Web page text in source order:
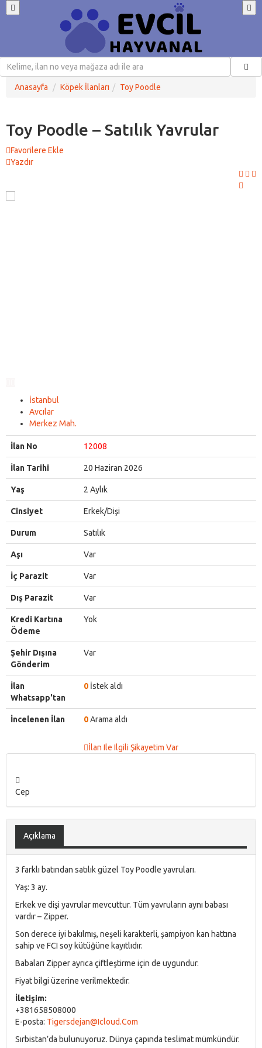
Anasayfa Köpek İlanları Toy Poodle
Toy Poodle – Satılık Yavrular
Favorilere Ekle
Yazdır
İstanbul
Avcılar
Merkez Mah.
İlan No 12008
İlan Tarihi 20 Haziran 2026
Yaş 2 Aylık
Cinsiyet Erkek/Dişi
Durum Satılık
Aşı Var
İç Parazit Var
Dış Parazit Var
Kredi Kartına
Ödeme
Yok
Şehir Dışına
Gönderim
Var
İlan
Whatsapp'tan
0 İstek aldı
İncelenen İlan 0Arama aldı
İlan Ile Ilgili Şikayetim Var
Cep
Açıklama
3 farklı batından satılık güzel Toy Poodle yavruları.
Yaş: 3 ay.
Erkek ve dişi yavrular mevcuttur. Tüm yavruların aynı babası
vardır – Zipper.
Son derece iyi bakılmış, neşeli karakterli, şampiyon kan hattına
sahip ve FCI soy kütüğüne kayıtlıdır.
Babaları Zipper ayrıca çiftleştirme için de uygundur.
Fiyat bilgi üzerine verilmektedir.
İletişim:
+381658508000
E-posta: Tigersdejan@icloud.com
Sırbistan’da bulunuyoruz. Dünya çapında teslimat mümkündür.